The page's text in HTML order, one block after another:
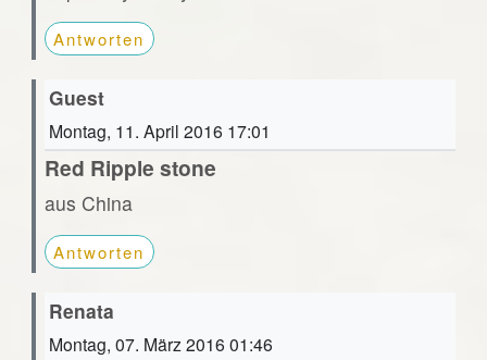
Antworten
Guest
Montag, 11. April 2016 17:01
Red Ripple stone
aus China
Antworten
Renata
Montag, 07. März 2016 01:46